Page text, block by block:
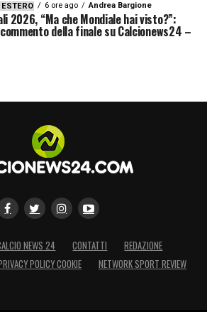
ESTERO 6 ore ago Andrea Bargione
2026, “Ma che Mondiale hai visto?”:
della finale su Calcionews24 –
NEWS 24 CONTATTI
REDAZIONE
POLICY COOKIE NETWORK SPORT REVIEW